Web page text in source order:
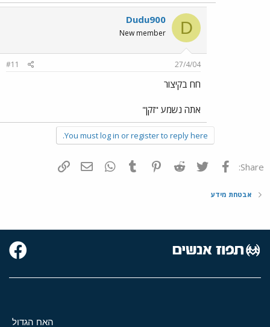
D
Dudu900
New member
27/4/04
#11
חח בקיצור
אתה נשמע "זקן"
You must log in or register to reply here.
Share: פייסבוק Twitter
Reddit
Pinterest
Tumblr
WhatsAppדואר אלקטרוני
אבטחת מידע
האח הגדול